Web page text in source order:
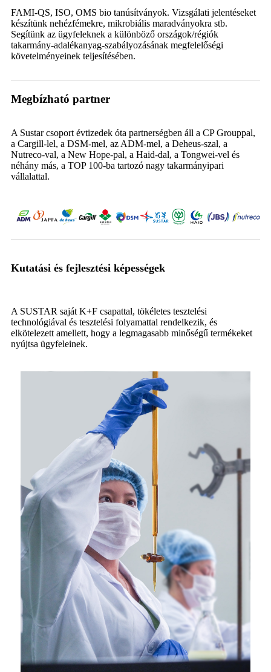
FAMI-QS, ISO, OMS bio tanúsítványok. Vizsgálati jelentéseket
készítünk nehézfémekre, mikrobiális maradványokra stb.
Segítünk az ügyfeleknek a különböző országok/régiók
takarmány-adalékanyag-szabályozásának megfelelőségi
követelményeinek teljesítésében.
Megbízható partner
A Sustar csoport évtizedek óta partnerségben áll a CP Grouppal,
a Cargill-lel, a DSM-mel, az ADM-mel, a Deheus-szal, a
Nutreco-val, a New Hope-pal, a Haid-dal, a Tongwei-vel és
néhány más, a TOP 100-ba tartozó nagy takarmányipari
vállalattal.
Kutatási és fejlesztési képességek
A SUSTAR saját K+F csapattal, tökéletes tesztelési
technológiával és tesztelési folyamattal rendelkezik, és
elkötelezett amellett, hogy a legmagasabb minőségű termékeket
nyújtsa ügyfeleinek.